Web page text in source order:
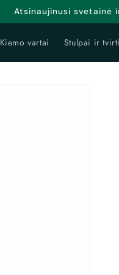
Atsinaujinusi svetainė
Kiemo vartai Stulpai ir